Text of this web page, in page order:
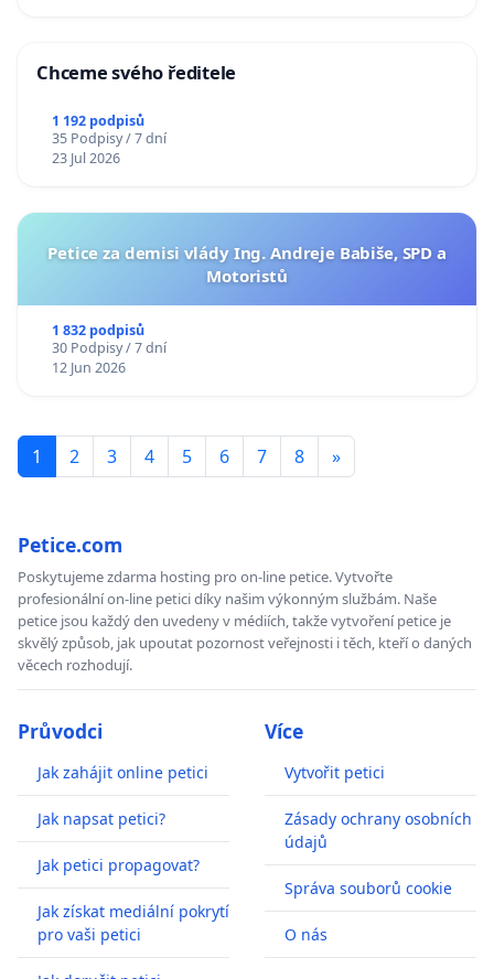
Chceme svého ředitele
1 192 podpisů
35 Podpisy / 7 dní
23 Jul 2026
Petice za demisi vlády Ing. Andreje Babiše, SPD a
Motoristů
1 832 podpisů
30 Podpisy / 7 dní
12 Jun 2026
1 2 3 4 5 6 7 8 »
Petice.com
Poskytujeme zdarma hosting pro on-line petice. Vytvořte
profesionální on-line petici díky našim výkonným službám. Naše
petice jsou každý den uvedeny v médiích, takže vytvoření petice je
skvělý způsob, jak upoutat pozornost veřejnosti i těch, kteří o daných
věcech rozhodují.
Průvodci
Jak zahájit online petici
Jak napsat petici?
Jak petici propagovat?
Jak získat mediální pokrytí
pro vaši petici
Více
Vytvořit petici
Zásady ochrany osobních
údajů
Správa souborů cookie
O nás